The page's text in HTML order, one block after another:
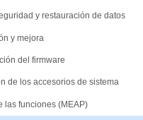
y restauración de datos
y mejora
del firmware
de los accesorios de sistema
las funciones (MEAP)